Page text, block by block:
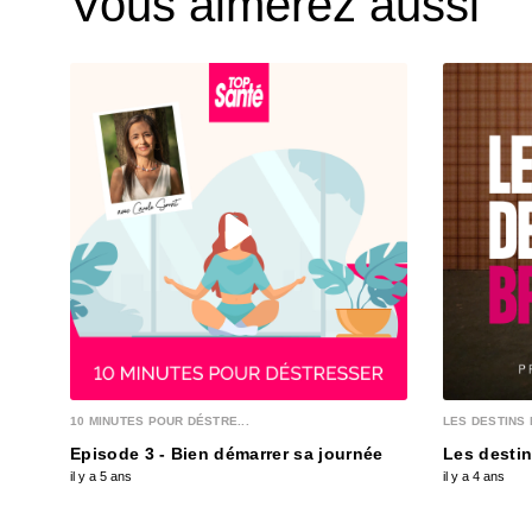
10 MINUTES POUR DÉSTRE...
Episode 3 - Bien démarrer sa journée
il y a 5 ans
LES DESTINS
Les
il y a 4 ans